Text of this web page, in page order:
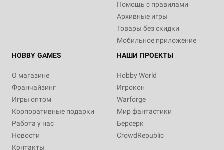
Помощь с правилами
Архивные игры
Товары без скидки
Мобильное приложение
HOBBY GAMES
О магазине
Франчайзинг
Игры оптом
Корпоративные подарки
Работа у нас
Новости
Контакты
НАШИ ПРОЕКТЫ
Hobby World
Игрокон
Warforge
Мир фантастики
Берсерк
CrowdRepublic